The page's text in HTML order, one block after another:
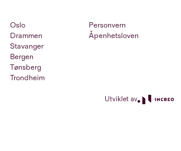
Oslo
Drammen
Stavanger
Bergen
Tønsberg
Trondheim
Personvern
Åpenhetsloven
Utviklet av